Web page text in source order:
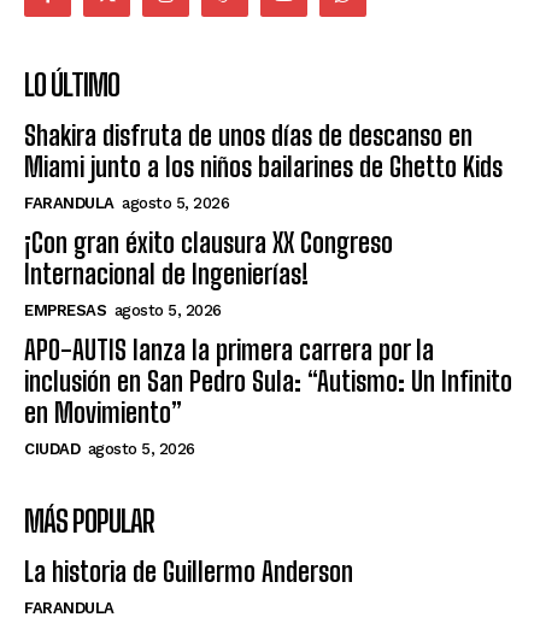
LO ÚLTIMO
Shakira disfruta de unos días de descanso en
Miami junto a los niños bailarines de Ghetto Kids
FARANDULA agosto 5, 2026
¡Con gran éxito clausura XX Congreso
Internacional de Ingenierías!
EMPRESAS agosto 5, 2026
APO-AUTIS lanza la primera carrera por la
inclusión en San Pedro Sula: “Autismo: Un Infinito
en Movimiento”
CIUDAD agosto 5, 2026
MÁS POPULAR
La historia de Guillermo Anderson
FARANDULA